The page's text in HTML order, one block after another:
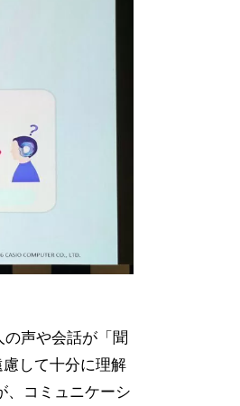
声や会話が「聞
して十分に理解
、コミュニケーシ